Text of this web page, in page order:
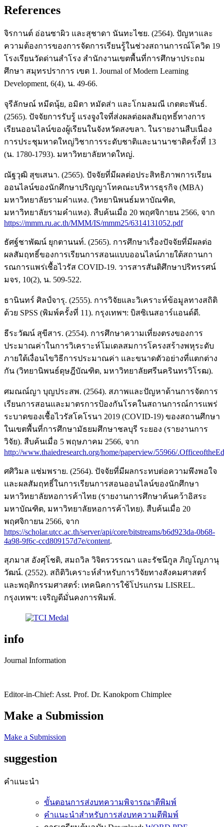
References
จิรกานต์ อ่อนซาผิว และสุชาดา นันทะไชย. (2564). ปัญหาและ
ความต้องการของการจัดการเรียนรู้ในช่วงสถานการณ์โควิด 19
โรงเรียนวัดด่านสำโรง สำนักงานเขตพื้นที่การศึกษาประถม
ศึกษา สมุทรปราการ เขต 1. Journal of Modern Learning
Development, 6(4), น. 49-66.
จุรีลักษณ์ หมีดนุ้ย, อมิตา หมัดส่า และโกมลมณี เกตตะพันธ์.
(2565). ปัจจัยการรับรู้ แรงจูงใจที่ส่งผลต่อผลสัมฤทธิ์ทางการ
เรียนออนไลน์ของผู้เรียนในจังหวัดสงขลา. ในรายงานสืบเนื่อง
การประชุมหาดใหญ่วิชาการระดับชาติและนานาชาติครั้งที่ 13
(น. 1780-1793). มหาวิทยาลัยหาดใหญ่.
ณัฐวุฒิ สุขเสนา. (2565). ปัจจัยที่มีผลต่อประสิทธิภาพการเรียน
ออนไลน์ของนักศึกษาปริญญาโทคณะบริหารธุรกิจ (MBA)
มหาวิทยาลัยรามคำแหง. (วิทยานิพนธ์มหาบัณฑิต,
มหาวิทยาลัยรามคำแหง). สืบค้นเมื่อ 20 พฤศจิกายน 2566, จาก
https://mmm.ru.ac.th/MMM/IS/mmm25/6314131052.pdf
ธัศฐ์ชาพัฒน์ ยุกตานนท์. (2565). การศึกษาเรื่องปัจจัยที่มีผลต่อ
ผลสัมฤทธิ์ของการเรียนการสอนแบบออนไลน์ภายใต้สถานกา
รณการแพร่เชื้อไวรัส COVID-19. วารสารสันติศึกษาปริทรรศน์
มจร, 10(2), น. 509-522.
ธานินทร์ ศิลป์จารุ. (2555). การวิจัยและวิเคราะห์ข้อมูลทางสถิติ
ด้วย SPSS (พิมพ์ครั้งที่ 11). กรุงเทพฯ: บิสซิเนสอาร์แอนด์ดี.
ธีระวัฒน์ สุขีสาร. (2554). การศึกษาความเที่ยงตรงของการ
ประมาณค่าในการวิเคราะห์โมเดลสมการโครงสร้างพหุระดับ
ภายใต้เงื่อนไขวิธีการประมาณค่า และขนาดตัวอย่างที่แตกต่าง
กัน (วิทยานิพนธ์ดุษฎีบัณฑิต, มหาวิทยาลัยศรีนครินทรวิโรฒ).
ศมณณ์ญา บุญประสพ. (2564). สภาพและปัญหาด้านการจัดการ
เรียนการสอนและมาตรการป้องกันโรคในสถานการณ์การแพร่
ระบาดของเชื้อไวรัสโคโรนา 2019 (COVID-19) ของสถานศึกษา
ในเขตพื้นที่การศึกษามัธยมศึกษาชลบุรี ระยอง (รายงานการ
วิจัย). สืบค้นเมื่อ 5 พฤษภาคม 2566, จาก
http://www.thaiedresearch.org/home/paperview/55966/
ศศิวิมล แช่มพราย. (2564). ปัจจัยที่มีผลกระทบต่อความพึงพอใจ
และผลสัมฤทธิ์ในการเรียนการสอนออนไลน์ของนักศึกษา
มหาวิทยาลัยหอการค้าไทย (รายงานการศึกษาค้นคว้าอิสระ
มหาบัณฑิต, มหาวิทยาลัยหอการค้าไทย). สืบค้นเมื่อ 20
พฤศจิกายน 2566, จาก
https://scholar.utcc.ac.th/server/api/core/bitstreams/b6d923da-0b68-
4a98-9f6c-ccd809157d7e/content.
สุภมาส อังศุโชติ, สมถวิล วิจิตรวรรณา และรัชนีกูล ภิญโญภานุ
วัฒน์. (2552). สถิติวิเคราะห์สำหรับการวิจัยทางสังคมศาสตร์
และพฤติกรรมศาสตร์: เทคนิคการใช้โปรแกรม LISREL.
กรุงเทพฯ: เจริญดีมั่นคงการพิมพ์.
info
Journal Information
Editor-in-Chief: Asst. Prof. Dr. Kanokporn Chimplee
Make a Submission
Make a Submission
suggestion
คำแนะนำ
ขั้นตอนการส่งบทความพิจารณาตีพิมพ์
คำแนะนำสำหรับการส่งบทความตีพิมพ์